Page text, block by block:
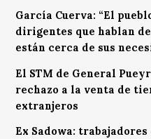
García Cuerva: “El
dirigentes que hablan
están cerca de sus
El STM de General
rechazo a la venta de
extranjeros
Ex Sadowa: